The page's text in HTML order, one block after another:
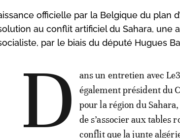
officielle par la Belgique du plan
au conflit artificiel du Sahara, une
par le biais du député Hugues
D
ans un entretien avec
également président du
pour la région du
de s’associer aux tables
conflit que la junte